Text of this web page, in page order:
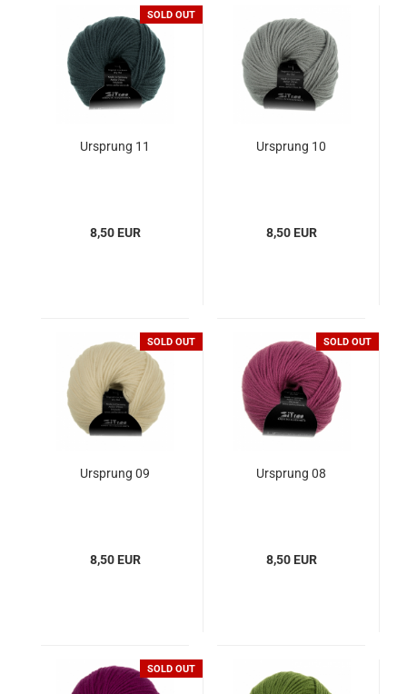
SOLD OUT
Ursprung 11
8,50 EUR
Ursprung 10
8,50 EUR
SOLD OUT
Ursprung 09
8,50 EUR
SOLD OUT
Ursprung 08
8,50 EUR
SOLD OUT